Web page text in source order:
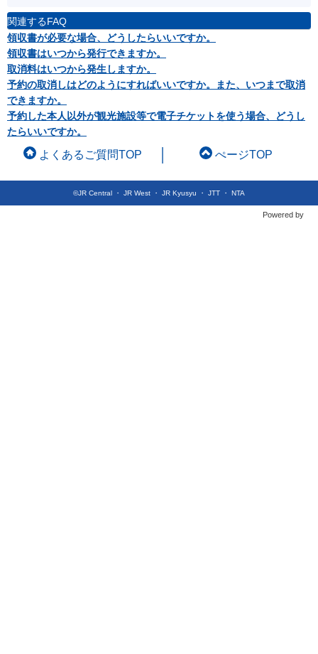
関連するFAQ
領収書が必要な場合、どうしたらいいですか。
領収書はいつから発行できますか。
取消料はいつから発生しますか。
予約の取消しはどのようにすればいいですか。また、いつまで取消
できますか。
予約した本人以外が観光施設等で電子チケットを使う場合、どうし
たらいいですか。
©JR Central ・ JR West ・ JR Kyusyu ・ JTT ・ NTA
Powered by
よくあるご質問TOP ぺージTOP